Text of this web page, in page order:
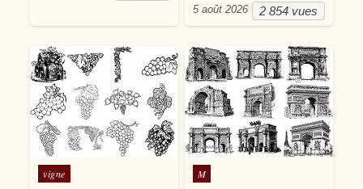
2 854 vues
5 août 2026
Posté dans
vigne Posté dans
M